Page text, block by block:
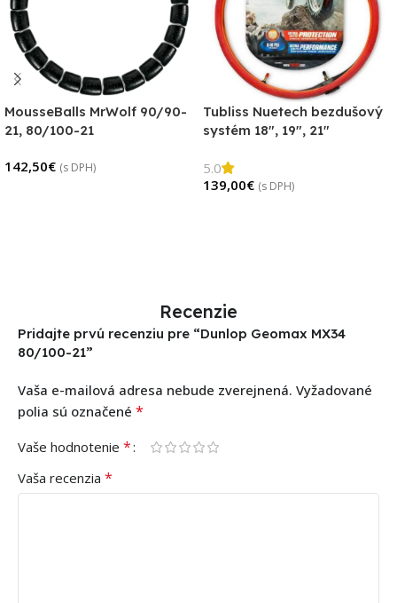
MousseBalls MrWolf 90/90-
21, 80/100-21
142,50€ (s DPH)
Tubliss Nuetech bezdušový
systém 18″, 19″, 21″
5.0
139,00€ (s DPH)
Recenzie
Pridajte prvú recenziu pre “Dunlop Geomax MX34
80/100-21”
Vaša e-mailová adresa nebude zverejnená. Vyžadované
polia sú označené *
Vaše hodnotenie *
Vaša recenzia *